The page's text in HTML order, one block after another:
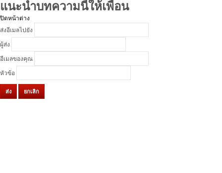
แนะนำบทความนี้ให้เพื่อน
ปิดหน้าต่าง
ส่งอีเมลไปยัง
ผู้ส่ง
อีเมลของคุณ
หัวข้อ
ส่ง ยกเลิก